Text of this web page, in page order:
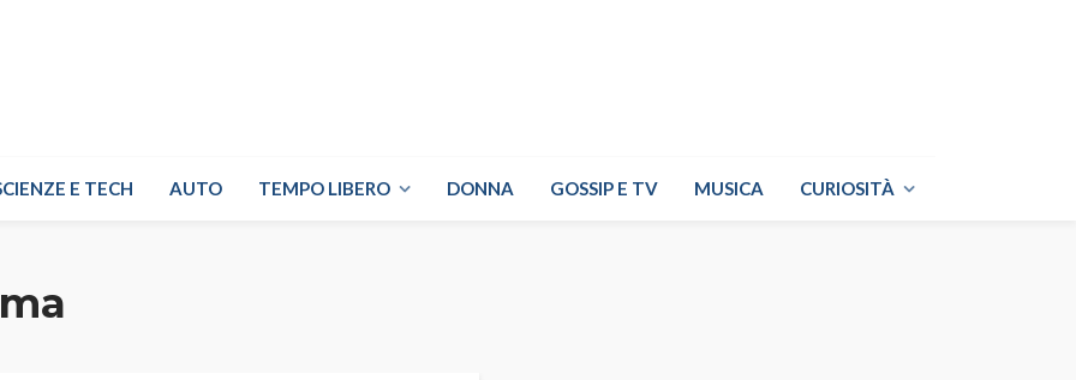
E TECH AUTO TEMPO LIBERO DONNA GOSSIP E TV MUSICA CURIOSITÀ